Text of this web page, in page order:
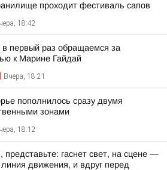
проходит фестиваль сапов
18:42
первый раз обращаемся за
к Марине Гайдай
Вчера, 18:21
пополнилось сразу двумя
зонами
18:12
представьте: гаснет свет, на сцене —
линия движения, и вдруг перед